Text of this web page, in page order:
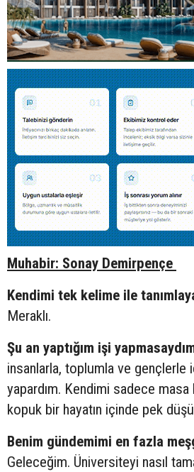
Muhabir: Sonay Demirpençe
Kendimi tek kelime ile
Meraklı.
Şu an yaptığım işi
insanlarla, toplumla ve
yapardım. Kendimi sadece masa
kopuk bir hayatın içinde pek
Benim gündemimi en fazla
Geleceğim. Üniversiteyi nasıl